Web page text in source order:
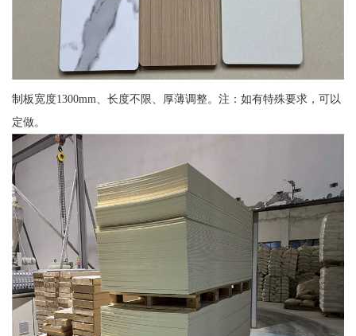
制板宽度1300mm、长度不限、厚薄调整。注：如有特殊要求，可以
定做。